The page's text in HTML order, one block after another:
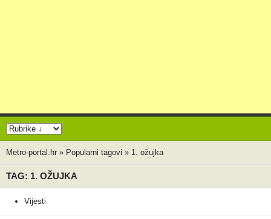
Metro-portal.hr » Popularni tagovi » 1. ožujka
TAG: 1. OŽUJKA
Vijesti